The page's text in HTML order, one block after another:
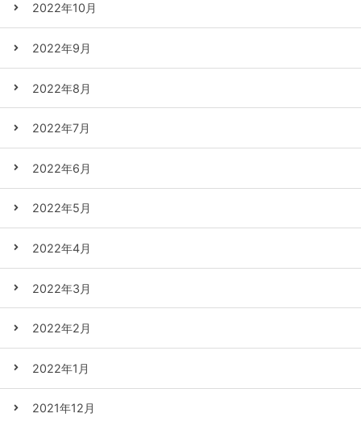
2022年10月
2022年9月
2022年8月
2022年7月
2022年6月
2022年5月
2022年4月
2022年3月
2022年2月
2022年1月
2021年12月